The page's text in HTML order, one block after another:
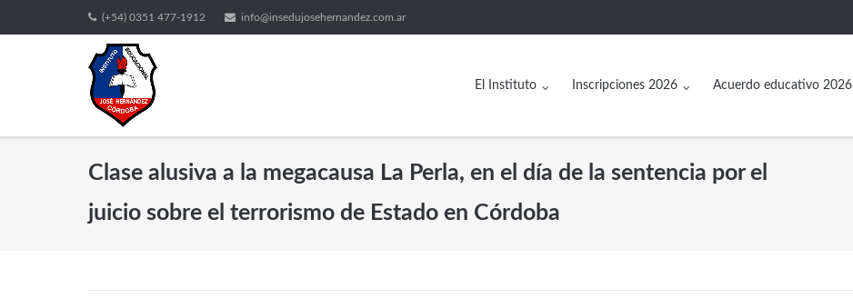
(+54) 0351 477-1912 info@insedujosehernandez.com.ar
El Instituto Inscripciones 2026 Acuerdo educativo 2026
Clase alusiva a la megacausa La Perla, en el día de la sentencia por el
juicio sobre el terrorismo de Estado en Córdoba